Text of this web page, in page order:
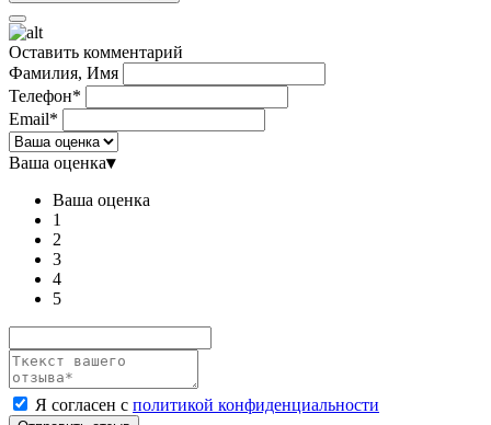
Оставить комментарий
Фамилия, Имя
Телефон*
Email*
Ваша оценка▾
Ваша оценка
1
2
3
4
5
Я согласен с политикой конфиденциальности